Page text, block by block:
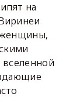
на
вселенной